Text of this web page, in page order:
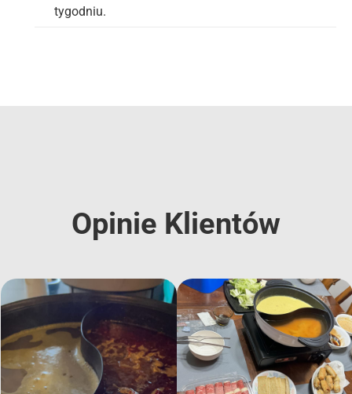
tygodniu.
Opinie Klientów